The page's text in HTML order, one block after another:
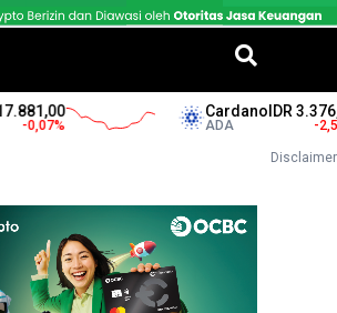
CardanoIDR 3.376,00
ADA
Disclaimer